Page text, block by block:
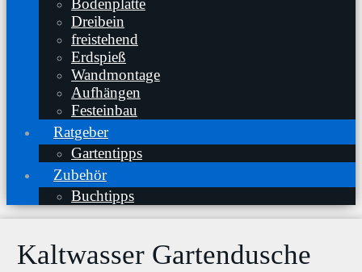
Dreibein
freistehend
Erdspieß
Wandmontage
Aufhängen
Festeinbau
Ratgeber
Gartentipps
Zubehör
Buchtipps
Kaltwasser Gartendusche